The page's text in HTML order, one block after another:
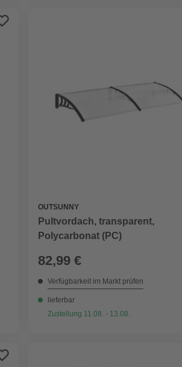
OUTSUNNY
Pultvordach, transparent,
Polycarbonat (PC)
82,99 €
Verfügbarkeit im Markt prüfen
lieferbar
Zustellung 11.08. - 13.08.